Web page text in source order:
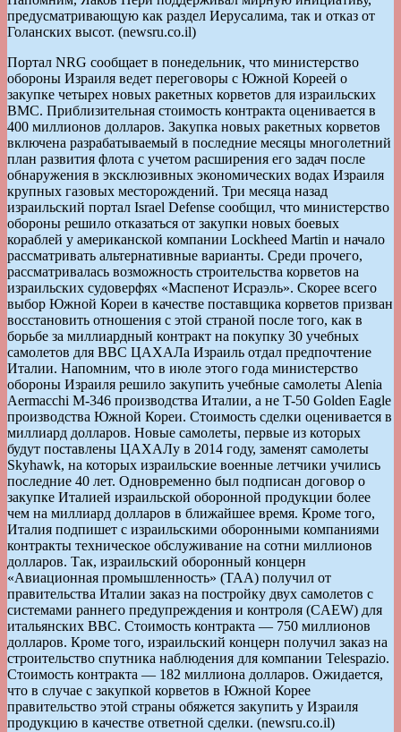
предусматривающую как раздел Иерусалима, так и отказ от
Голанских высот. (newsru.co.il)
Портал NRG сообщает в понедельник, что министерство
обороны Израиля ведет переговоры с Южной Кореей о
закупке четырех новых ракетных корветов для израильских
ВМС. Приблизительная стоимость контракта оценивается в
400 миллионов долларов. Закупка новых ракетных корветов
включена разрабатываемый в последние месяцы многолетний
план развития флота с учетом расширения его задач после
обнаружения в эксклюзивных экономических водах Израиля
крупных газовых месторождений. Три месяца назад
израильский портал Israel Defense сообщил, что министерство
обороны решило отказаться от закупки новых боевых
кораблей у американской компании Lockheed Martin и начало
рассматривать альтернативные варианты. Среди прочего,
рассматривалась возможность строительства корветов на
израильских судоверфях «Маспенот Исраэль». Скорее всего
выбор Южной Кореи в качестве поставщика корветов призван
восстановить отношения с этой страной после того, как в
борьбе за миллиардный контракт на покупку 30 учебных
самолетов для ВВС ЦАХАЛа Израиль отдал предпочтение
Италии. Напомним, что в июле этого года министерство
обороны Израиля решило закупить учебные самолеты Alenia
Aermacchi M-346 производства Италии, а не T-50 Golden Eagle
производства Южной Кореи. Стоимость сделки оценивается в
миллиард долларов. Новые самолеты, первые из которых
будут поставлены ЦАХАЛу в 2014 году, заменят самолеты
Skyhawk, на которых израильские военные летчики учились
последние 40 лет. Одновременно был подписан договор о
закупке Италией израильской оборонной продукции более
чем на миллиард долларов в ближайшее время. Кроме того,
Италия подпишет с израильскими оборонными компаниями
контракты техническое обслуживание на сотни миллионов
долларов. Так, израильский оборонный концерн
«Авиационная промышленность» (ТАА) получил от
правительства Италии заказ на постройку двух самолетов с
системами раннего предупреждения и контроля (CAEW) для
итальянских ВВС. Стоимость контракта — 750 миллионов
долларов. Кроме того, израильский концерн получил заказ на
строительство спутника наблюдения для компании Telespazio.
Стоимость контракта — 182 миллиона долларов. Ожидается,
что в случае с закупкой корветов в Южной Корее
правительство этой страны обяжется закупить у Израиля
продукцию в качестве ответной сделки. (newsru.co.il)